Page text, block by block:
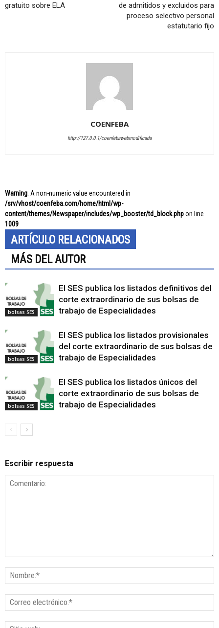
gratuito sobre ELA
de admitidos y excluidos para
proceso selectivo personal
estatutario fijo
COENFEBA
http://127.0.0.1/coenfebawebmodificada
Warning: A non-numeric value encountered in
/srv/vhost/coenfeba.com/home/html/wp-
content/themes/Newspaper/includes/wp_booster/td_block.phpon line
1009
ARTÍCULO RELACIONADOS
MÁS DEL AUTOR
bolsas SES
El SES publica los listados definitivos del
corte extraordinario de sus bolsas de
trabajo de Especialidades
bolsas SES
El SES publica los listados provisionales
del corte extraordinario de sus bolsas de
trabajo de Especialidades
bolsas SES
El SES publica los listados únicos del
corte extraordinario de sus bolsas de
trabajo de Especialidades
Escribir respuesta